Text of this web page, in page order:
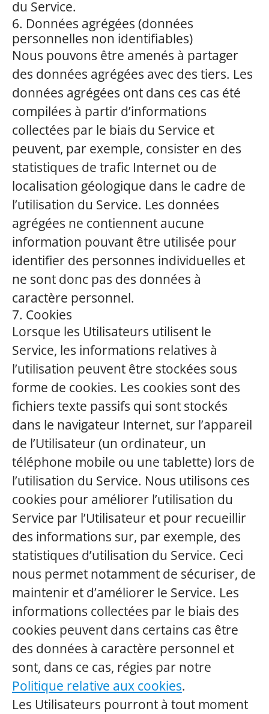
du Service.
6. Données agrégées (données
personnelles non identifiables)
Nous pouvons être amenés à partager
des données agrégées avec des tiers. Les
données agrégées ont dans ces cas été
compilées à partir d’informations
collectées par le biais du Service et
peuvent, par exemple, consister en des
statistiques de trafic Internet ou de
localisation géologique dans le cadre de
l’utilisation du Service. Les données
agrégées ne contiennent aucune
information pouvant être utilisée pour
identifier des personnes individuelles et
ne sont donc pas des données à
caractère personnel.
7. Cookies
Lorsque les Utilisateurs utilisent le
Service, les informations relatives à
l’utilisation peuvent être stockées sous
forme de cookies. Les cookies sont des
fichiers texte passifs qui sont stockés
dans le navigateur Internet, sur l’appareil
de l’Utilisateur (un ordinateur, un
téléphone mobile ou une tablette) lors de
l’utilisation du Service. Nous utilisons ces
cookies pour améliorer l’utilisation du
Service par l’Utilisateur et pour recueillir
des informations sur, par exemple, des
statistiques d’utilisation du Service. Ceci
nous permet notamment de sécuriser, de
maintenir et d’améliorer le Service. Les
informations collectées par le biais des
cookies peuvent dans certains cas être
des données à caractère personnel et
sont, dans ce cas, régies par notre
Politique relative aux cookies.
Les Utilisateurs pourront à tout moment